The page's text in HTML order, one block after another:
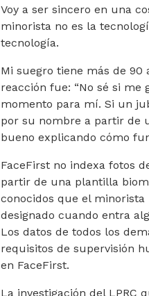
Voy a ser sincero en una
minorista no es la
tecnología.
Mi suegro tiene más de 90
reacción fue: “No sé si me
momento para mí. Si un
por su nombre a partir de
bueno explicando cómo
FaceFirst no indexa fotos
partir de una plantilla
conocidos que el
designado cuando entra
Los datos de todos los
requisitos de supervisión
en FaceFirst.
La investigación del LPRC